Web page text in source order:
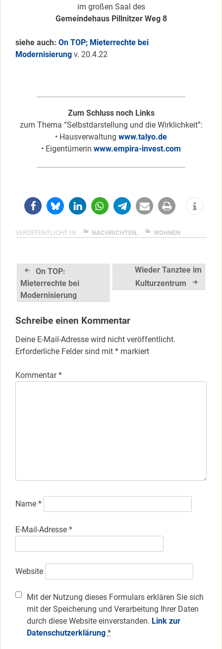
im großen Saal des
Gemeindehaus Pillnitzer Weg 8
siehe auch: On TOP; Mieterrechte bei
Modernisierung v. 20.4.22
Zum Schluss noch Links
zum Thema “Selbstdarstellung und die Wirklichkeit”:
• Hausverwaltung www.talyo.de
• Eigentümerin www.empira-invest.com
VERÖFFENTLICHT IN NACHRICHTEN WOHNEN
Beitragsnavigation
On TOP:
Mieterrechte bei
Modernisierung
Wieder Tanztee im
Kulturzentrum
Schreibe einen Kommentar
Deine E-Mail-Adresse wird nicht veröffentlicht.
Erforderliche Felder sind mit * markiert
Kommentar*
Name *
E-Mail-Adresse *
Website
Mit der Nutzung dieses Formulars erklären Sie sich
mit der Speicherung und Verarbeitung Ihrer Daten
durch diese Website einverstanden. Link zur
Datenschutzerklärung *